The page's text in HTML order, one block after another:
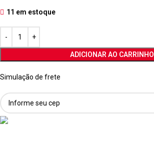
11 em estoque
ADICIONAR AO CARRINHO
Simulação de frete